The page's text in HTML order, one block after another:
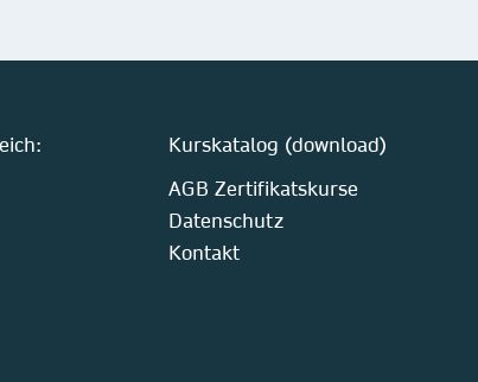
Kurskatalog (download)
AGB Zertifikatskurse
Datenschutz
Kontakt